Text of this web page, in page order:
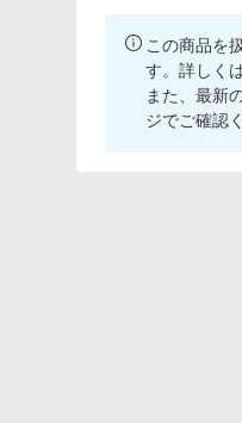
この商品を
す。詳しく
また、最新
ジでご確認